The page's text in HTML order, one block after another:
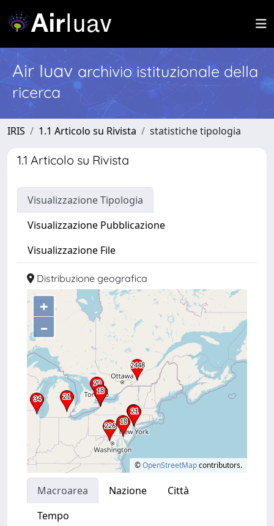
Air Iuav archivio istituzionale della
ricerca
IRIS 1.1 Articolo su Rivista statistiche tipologia
1.1 Articolo su Rivista
Visualizzazione Tipologia
Visualizzazione Pubblicazione
Visualizzazione File
Distribuzione geografica
+
–
©OpenStreetMapcontributors.
Macroarea Nazione
Città
Tempo